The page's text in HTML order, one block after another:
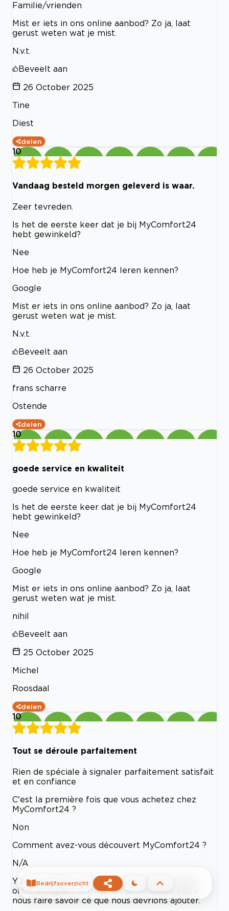
Familie/vrienden
Mist er iets in ons online aanbod? Zo ja, laat
gerust weten wat je mist.
N.v.t.
Beveelt aan
26 October 2025
Tine
Diest
delen
10
Vandaag besteld morgen geleverd is waar.
Zeer tevreden.
Is het de eerste keer dat je bij MyComfort24
hebt gewinkeld?
Nee
Hoe heb je MyComfort24 leren kennen?
Google
Mist er iets in ons online aanbod? Zo ja, laat
gerust weten wat je mist.
N.v.t.
Beveelt aan
26 October 2025
frans scharre
Ostende
delen
10
goede service en kwaliteit
goede service en kwaliteit
Is het de eerste keer dat je bij MyComfort24
hebt gewinkeld?
Nee
Hoe heb je MyComfort24 leren kennen?
Google
Mist er iets in ons online aanbod? Zo ja, laat
gerust weten wat je mist.
nihil
Beveelt aan
25 October 2025
Michel
Roosdaal
delen
10
Tout se déroule parfaitement
Rien de spéciale à signaler parfaitement satisfait
et en confiance
C'est la première fois que vous achetez chez
MyComfort24 ?
Non
Comment avez-vous découvert MyComfort24 ?
N/A
Y a-t-il quelque chose qui manque dans notre
offre en ligne ? Si c'est le cas, n'hésitez pas à
nous faire savoir ce que nous devrions ajouter.
Bedrijfsoverzicht